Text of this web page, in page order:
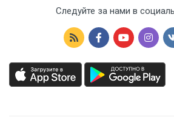
Следуйте за нами в